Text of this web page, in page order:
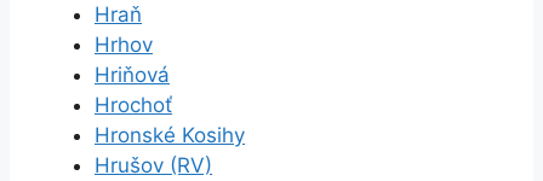
Hraň
Hrhov
Hriňová
Hrochoť
Hronské Kosihy
Hrušov (RV)